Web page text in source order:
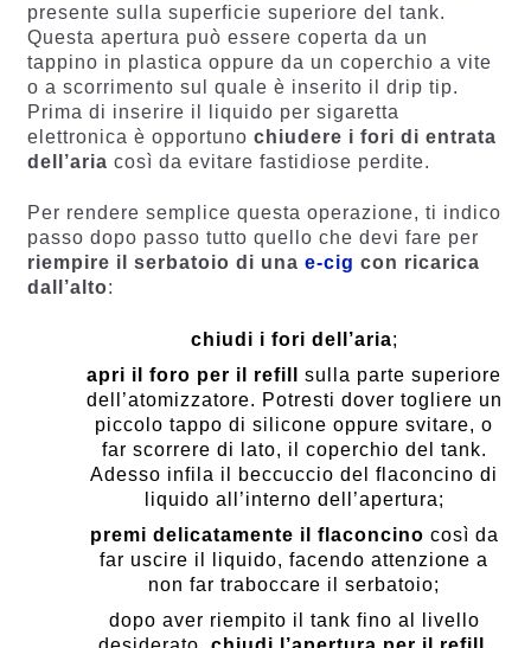
presente sulla superficie superiore del tank.
Questa apertura può essere coperta da un
tappino in plastica oppure da un coperchio a vite
o a scorrimento sul quale è inserito il drip tip.
Prima di inserire il liquido per sigaretta
elettronica è opportuno chiudere i fori di entrata
dell’aria così da evitare fastidiose perdite.
Per rendere semplice questa operazione, ti indico
passo dopo passo tutto quello che devi fare per
riempire il serbatoio di una e-cig con ricarica
dall’alto:
chiudi i fori dell’aria;
apri il foro per il refill
sulla parte superiore
dell’atomizzatore. Potresti dover togliere un
piccolo tappo di silicone oppure svitare, o
far scorrere di lato, il coperchio del tank.
Adesso infila il beccuccio del flaconcino di
liquido all’interno dell’apertura;
premi delicatamente il flaconcino così da
far uscire il liquido, facendo attenzione a
non far traboccare il serbatoio;
dopo aver riempito il tank fino al livello